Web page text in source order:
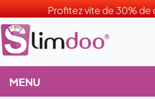
Profitez vite de 30%